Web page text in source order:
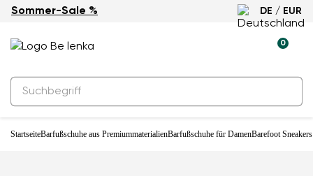
Sommer-Sale % DE / EUR
0
StartseiteBarfußschuhe aus PremiummaterialienBarfußschuhe für DamenBarefoot